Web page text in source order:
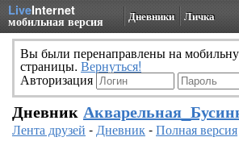
LiveInternet
мобильная версия Дневники Личка
Вы были перенаправлены на
страницы. Вернуться!
Авторизация
Дневник
Лента друзей -Дневник-Полная версия